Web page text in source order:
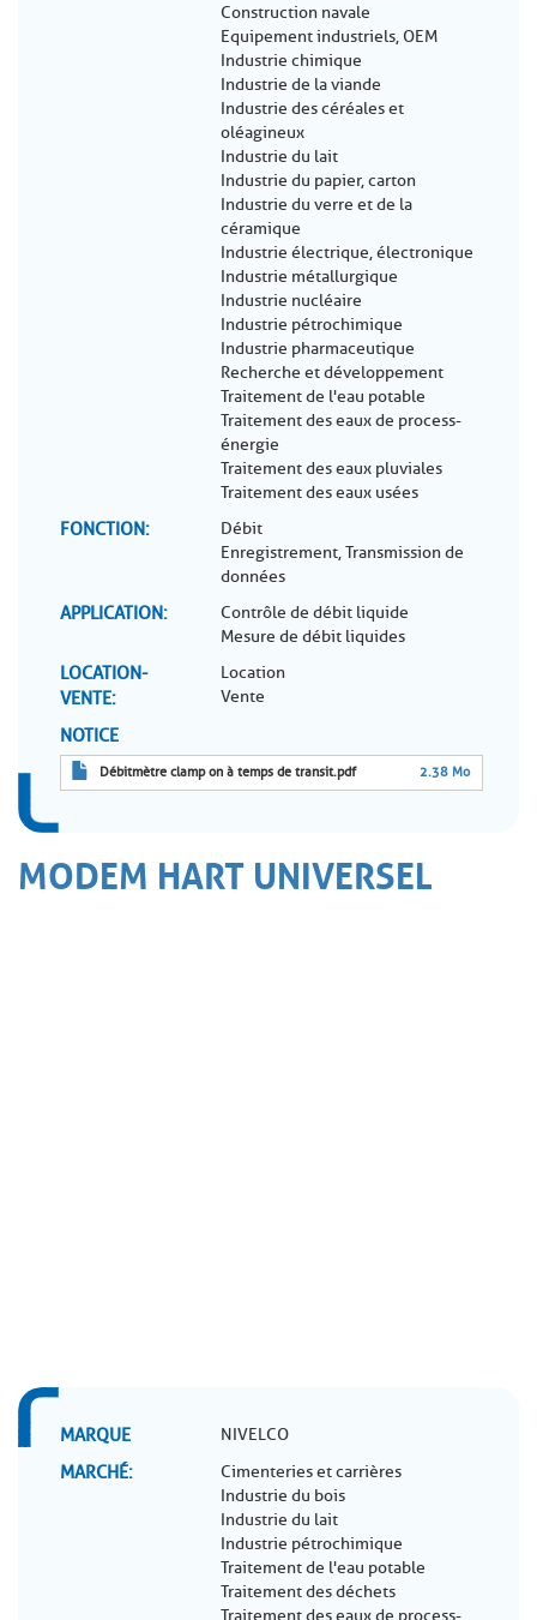
Construction navale
Equipement industriels, OEM
Industrie chimique
Industrie de la viande
Industrie des céréales et
oléagineux
Industrie du lait
Industrie du papier, carton
Industrie du verre et de la
céramique
Industrie électrique, électronique
Industrie métallurgique
Industrie nucléaire
Industrie pétrochimique
Industrie pharmaceutique
Recherche et développement
Traitement de l'eau potable
Traitement des eaux de process-
énergie
Traitement des eaux pluviales
Traitement des eaux usées
FONCTION
Débit
Enregistrement, Transmission de
données
APPLICATION
Contrôle de débit liquide
Mesure de débit liquides
LOCATION-
VENTE
Location
Vente
NOTICE
Débitmètre clamp on à temps de transit.pdf 2.38 Mo
MODEM HART UNIVERSEL
MARQUE NIVELCO
MARCHÉ
Cimenteries et carrières
Industrie du bois
Industrie du lait
Industrie pétrochimique
Traitement de l'eau potable
Traitement des déchets
Traitement des eaux de process-